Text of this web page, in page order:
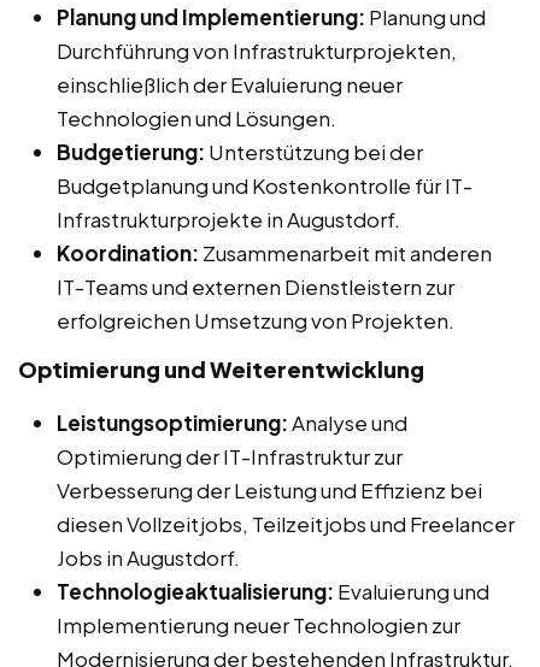
Planung und Implementierung: Planung und
Durchführung von Infrastrukturprojekten,
einschließlich der Evaluierung neuer
Technologien und Lösungen.
Budgetierung: Unterstützung bei der
Budgetplanung und Kostenkontrolle für IT-
Infrastrukturprojekte in Augustdorf.
Koordination: Zusammenarbeit mit anderen
IT-Teams und externen Dienstleistern zur
erfolgreichen Umsetzung von Projekten.
Optimierung und Weiterentwicklung
Leistungsoptimierung:Analyse und
Optimierung der IT-Infrastruktur zur
Verbesserung der Leistung und Effizienz bei
diesen Vollzeitjobs, Teilzeitjobs und Freelancer
Jobs in Augustdorf.
Technologieaktualisierung: Evaluierung und
Implementierung neuer Technologien zur
Modernisierung der bestehenden Infrastruktur.